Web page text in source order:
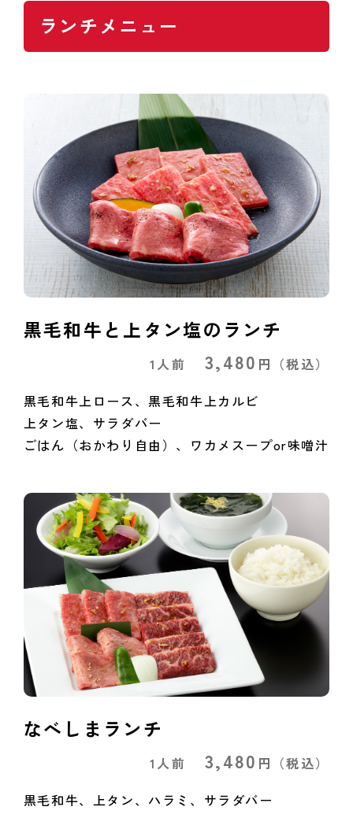
ランチメニュー
黒毛和牛と上タン塩のランチ
1人前 3,480 円 （税込）
黒毛和牛上ロース、黒毛和牛上カルビ
上タン塩、サラダバー
ごはん（おかわり自由）、ワカメスープor味噌汁
なべしまランチ
1人前 3,480 円 （税込）
黒毛和牛、上タン、ハラミ、サラダバー